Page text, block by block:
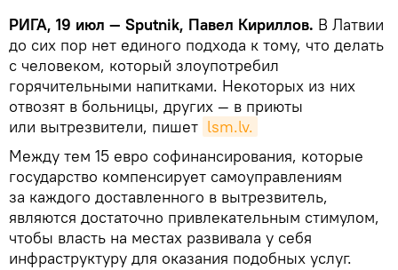
РИГА, 19 июл — Sputnik, Павел Кириллов. В Латвии
до сих пор нет единого подхода к тому, что делать
с человеком, который злоупотребил
горячительными напитками. Некоторых из них
отвозят в больницы, других — в приюты
или вытрезвители, пишет lsm.lv.
Между тем 15 евро софинансирования, которые
государство компенсирует самоуправлениям
за каждого доставленного в вытрезвитель,
являются достаточно привлекательным стимулом,
чтобы власть на местах развивала у себя
инфраструктуру для оказания подобных услуг.